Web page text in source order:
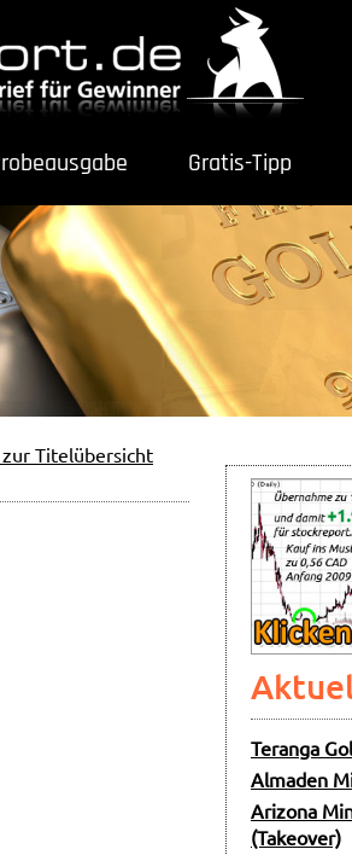
Gratis-Tipp
Titelübersicht
Teranga
Almaden
Arizona
(Takeover)